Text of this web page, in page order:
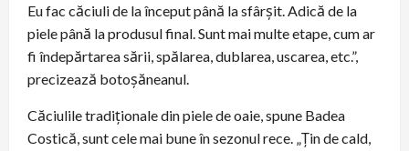
Eu fac căciuli de la început până la sfârșit. Adică de la
piele până la produsul final. Sunt mai multe etape, cum ar
fi îndepărtarea sării, spălarea, dublarea, uscarea, etc.”,
precizează botoșăneanul.
Căciulile tradiționale din piele de oaie, spune Badea
Costică, sunt cele mai bune în sezonul rece. „Țin de cald,